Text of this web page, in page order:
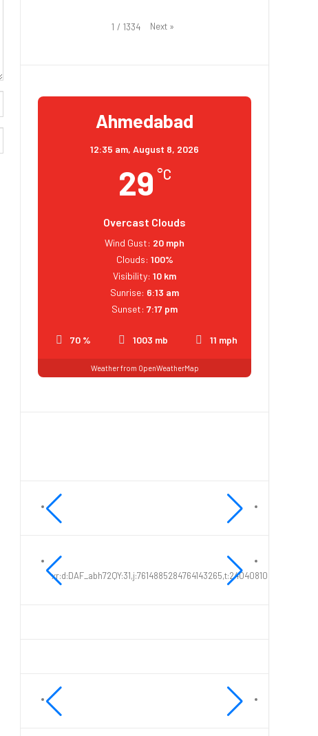
1 / 1334 Next »
Ahmedabad
12:35 am, August 8, 2026
29 °C
Overcast Clouds
70 % 1003 mb 11 mph
Wind Gust: 20 mph
Clouds: 100%
Visibility: 10 km
Sunrise: 6:13 am
Sunset: 7:17 pm
Weather from OpenWeatherMap
xr:d:DAF_abh72QY:31,j:7614885284764143265,t:24040810